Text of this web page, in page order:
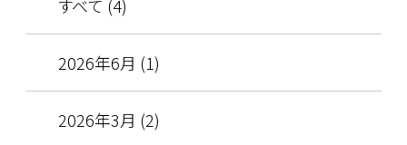
すべて (4)
2026年6月 (1)
2026年3月 (2)